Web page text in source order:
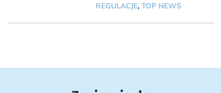
REGULACJE, TOP NEWS